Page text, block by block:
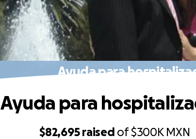
Ayuda para
$82,695 raised of$300K MXN
Ayuda para